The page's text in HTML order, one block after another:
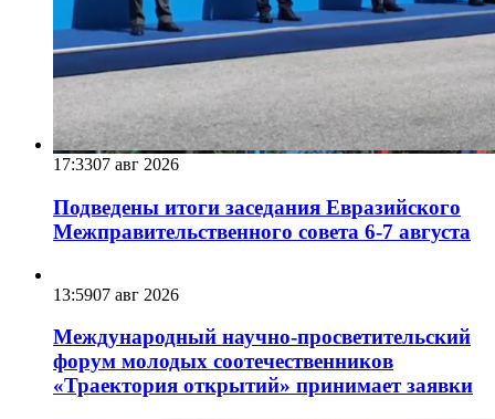
17:3307 авг 2026
Подведены итоги заседания Евразийского
Межправительственного совета 6-7 августа
13:5907 авг 2026
Международный научно-просветительский
форум молодых соотечественников
«Траектория открытий» принимает заявки